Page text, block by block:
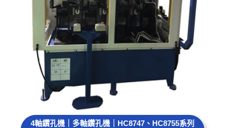
4軸鑽孔機｜多軸鑽孔機｜HC8747、HC8755系列